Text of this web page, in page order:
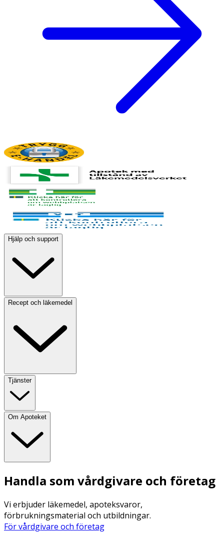
Hjälp och support
Recept och läkemedel
Tjänster
Om Apoteket
Handla som vårdgivare och företag
Vi erbjuder läkemedel, apoteksvaror,
förbrukningsmaterial och utbildningar.
För vårdgivare och företag